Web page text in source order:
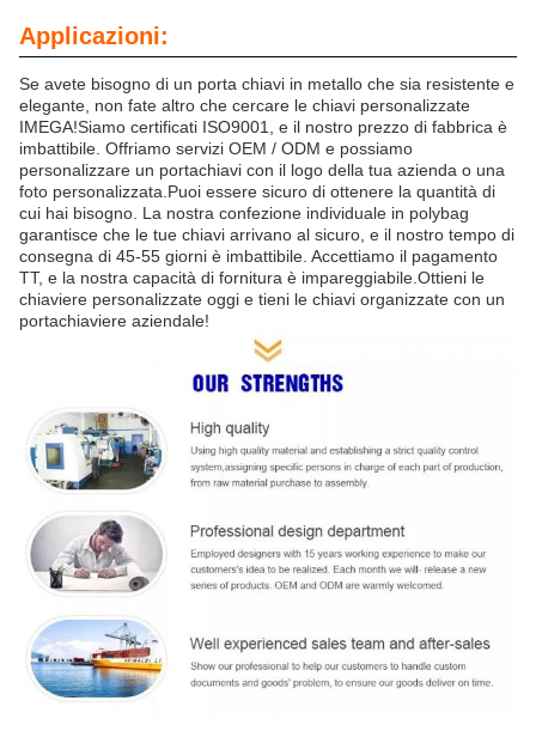
Applicazioni:
Se avete bisogno di un porta chiavi in metallo che sia resistente e
elegante, non fate altro che cercare le chiavi personalizzate
IMEGA!Siamo certificati ISO9001, e il nostro prezzo di fabbrica è
imbattibile. Offriamo servizi OEM / ODM e possiamo
personalizzare un portachiavi con il logo della tua azienda o una
foto personalizzata.Puoi essere sicuro di ottenere la quantità di
cui hai bisogno. La nostra confezione individuale in polybag
garantisce che le tue chiavi arrivano al sicuro, e il nostro tempo di
consegna di 45-55 giorni è imbattibile. Accettiamo il pagamento
TT, e la nostra capacità di fornitura è impareggiabile.Ottieni le
chiaviere personalizzate oggi e tieni le chiavi organizzate con un
portachiaviere aziendale!